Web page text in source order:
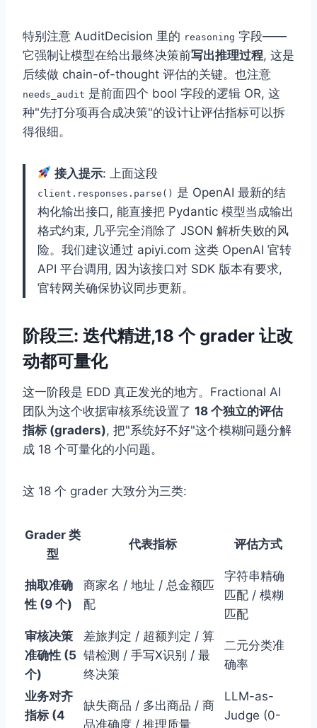
特别注意 AuditDecision 里的 reasoning 字段——
它强制让模型在给出最终决策前写出推理过程, 这是
后续做 chain-of-thought 评估的关键。也注意
needs_audit 是前面四个 bool 字段的逻辑 OR, 这
种"先打分项再合成决策"的设计让评估指标可以拆
得很细。
接入提示: 上面这段
client.responses.parse() 是 OpenAI 最新的结
构化输出接口, 能直接把 Pydantic 模型当成输出
格式约束, 几乎完全消除了 JSON 解析失败的风
险。我们建议通过 apiyi.com 这类 OpenAI 官转
API 平台调用, 因为该接口对 SDK 版本有要求,
官转网关确保协议同步更新。
阶段三: 迭代精进,18 个 grader 让改
动都可量化
这一阶段是 EDD 真正发光的地方。Fractional AI
团队为这个收据审核系统设置了 18 个独立的评估
指标 (graders), 把"系统好不好"这个模糊问题分解
成 18 个可量化的小问题。
这 18 个 grader 大致分为三类:
Grader 类
型
代表指标 评估方式
抽取准确
性 (9 个)
商家名 / 地址 / 总金额匹
配
字符串精确
匹配 / 模糊
匹配
审核决策
准确性 (5
个)
差旅判定 / 超额判定 / 算
错检测 / 手写X识别 / 最
终决策
二元分类准
确率
业务对齐
指标 (4
缺失商品 / 多出商品 / 商
品准确度 / 推理质量
LLM-as-
Judge (0-